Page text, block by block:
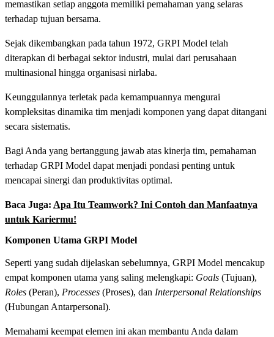
memastikan setiap anggota memiliki pemahaman yang selaras
terhadap tujuan bersama.
Sejak dikembangkan pada tahun 1972, GRPI Model telah
diterapkan di berbagai sektor industri, mulai dari perusahaan
multinasional hingga organisasi nirlaba.
Keunggulannya terletak pada kemampuannya mengurai
kompleksitas dinamika tim menjadi komponen yang dapat ditangani
secara sistematis.
Bagi Anda yang bertanggung jawab atas kinerja tim, pemahaman
terhadap GRPI Model dapat menjadi pondasi penting untuk
mencapai sinergi dan produktivitas optimal.
Baca Juga: Apa Itu Teamwork? Ini Contoh dan Manfaatnya
untuk Kariermu!
Komponen Utama GRPI Model
Seperti yang sudah dijelaskan sebelumnya, GRPI Model mencakup
empat komponen utama yang saling melengkapi: Goals (Tujuan),
Roles (Peran), Processes (Proses), dan Interpersonal Relationships
(Hubungan Antarpersonal).
Memahami keempat elemen ini akan membantu Anda dalam